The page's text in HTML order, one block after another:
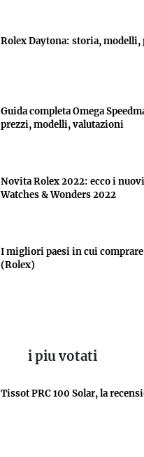
Rolex Daytona: storia, modelli,
Guida completa Omega
prezzi, modelli, valutazioni
Novita Rolex 2022: ecco i
Watches & Wonders 2022
I migliori paesi in cui
(Rolex)
i piu votati
Tissot PRC 100 Solar, la